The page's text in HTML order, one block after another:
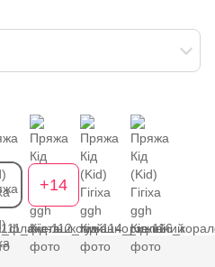
+14